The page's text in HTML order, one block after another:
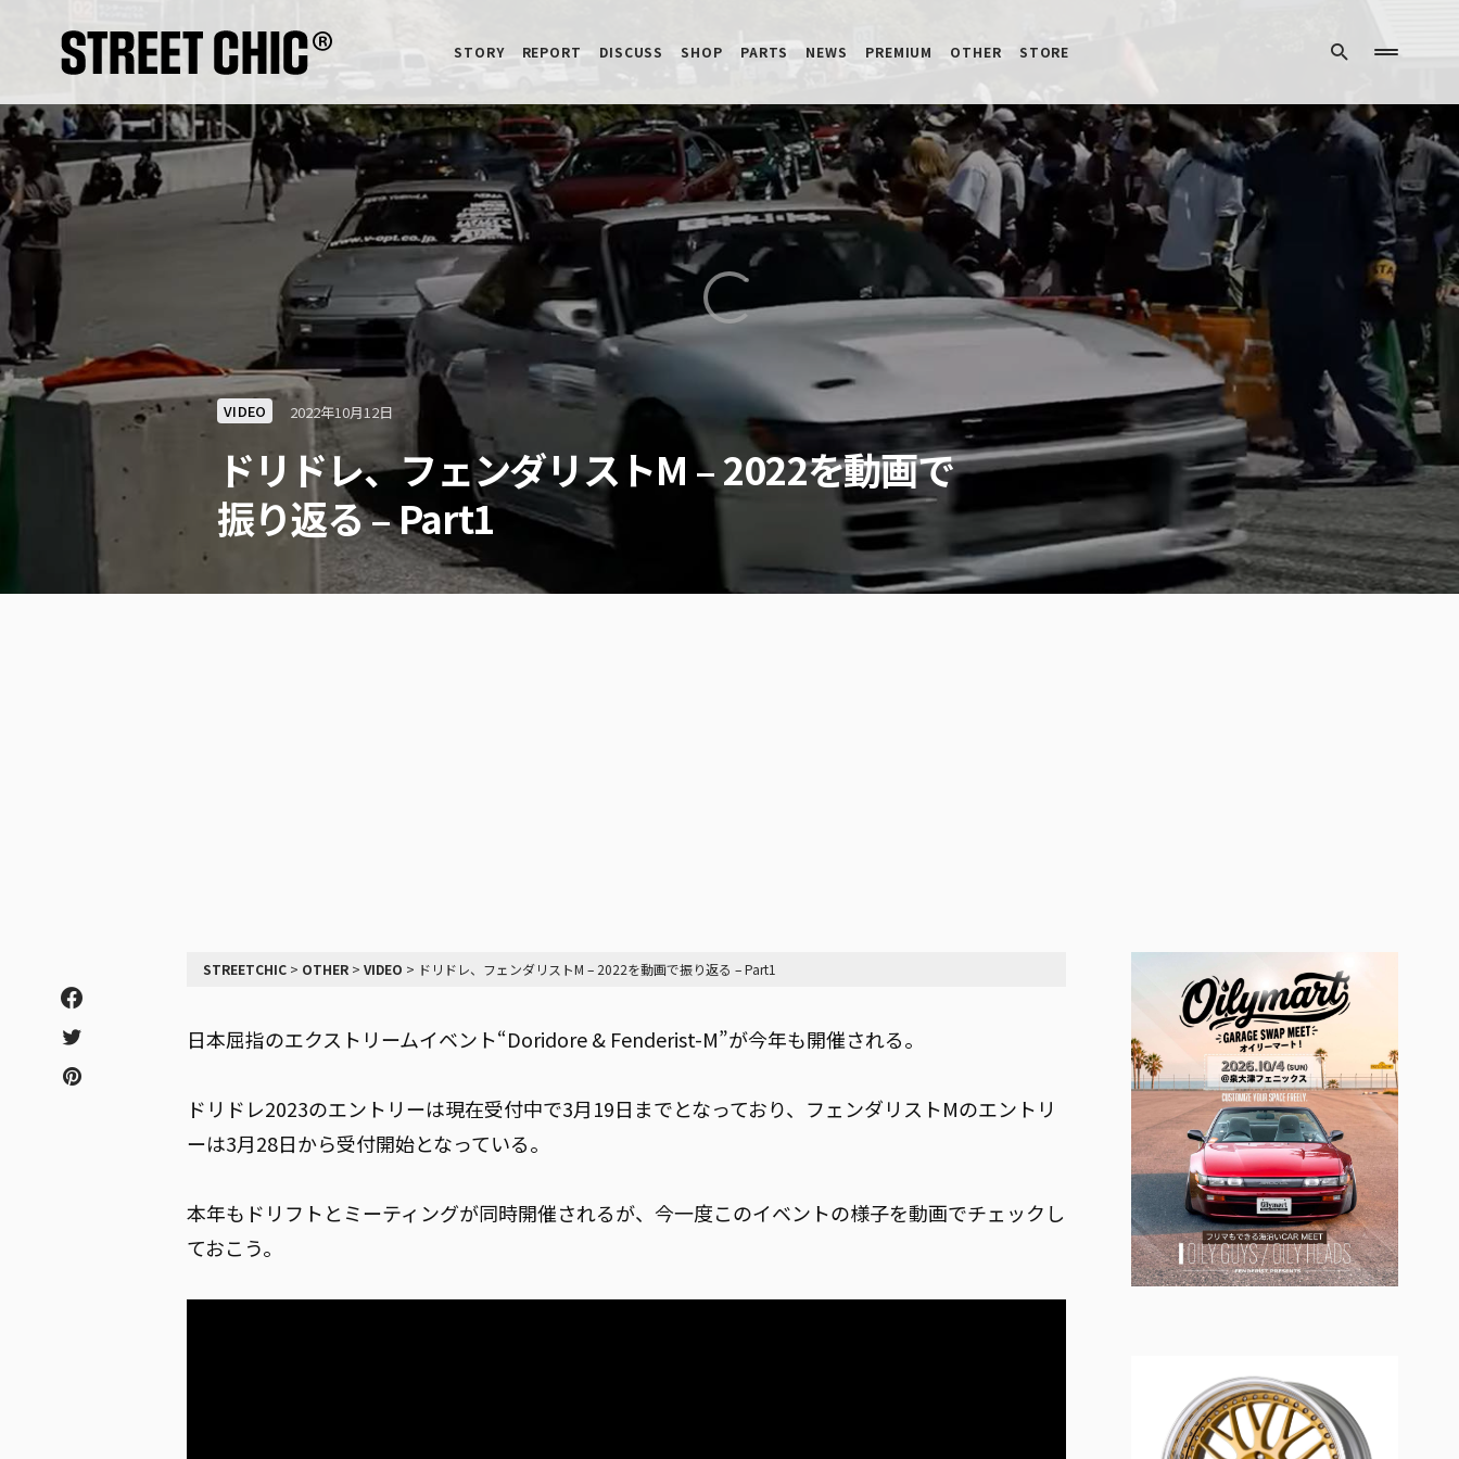
STORY REPORT DISCUSS SHOP PARTS NEWS PREMIUM OTHER STORE
VIDEO 2022年10月12日
ドリドレ、フェンダリストM – 2022を動画で
振り返る – Part1
STREETCHIC > OTHER > VIDEO > ドリドレ、フェンダリストM – 2022を動画で振り返る – Part1
日本屈指のエクストリームイベント“Doridore & Fenderist-M”が今年も開催される。
ドリドレ2023のエントリーは現在受付中で3月19日までとなっており、フェンダリストMのエントリ
ーは3月28日から受付開始となっている。
本年もドリフトとミーティングが同時開催されるが、今一度このイベントの様子を動画でチェックし
ておこう。